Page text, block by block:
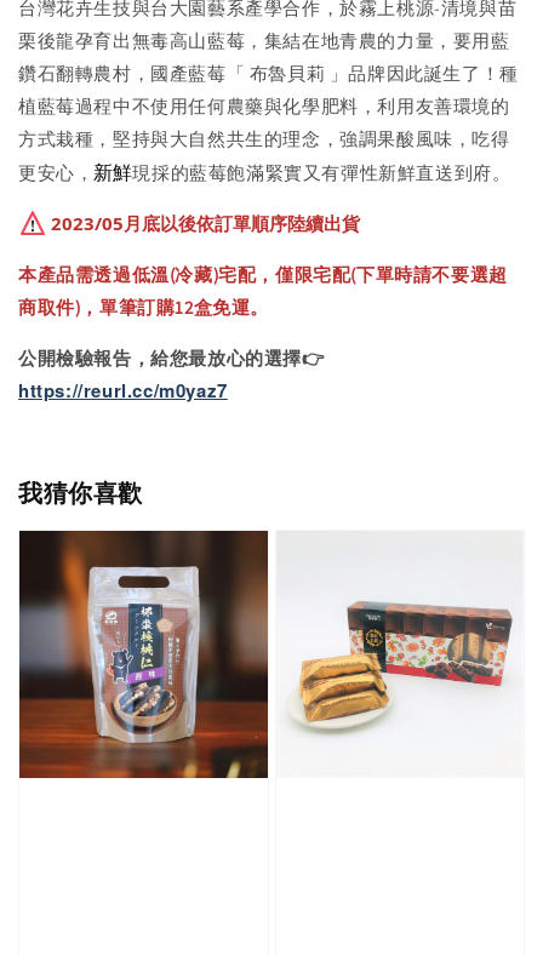
台灣花卉生技與台大園藝系產學合作，於霧上桃源-清境與苗
栗後龍孕育出無毒高山藍莓，集結在地青農的力量，要用藍
鑽石翻轉農村，國產藍莓「 布魯貝莉 」品牌因此誕生了！種
植藍莓過程中不使用任何農藥與化學肥料，利用友善環境的
方式栽種，堅持與大自然共生的理念，強調果酸風味，吃得
更安心， 新鮮現採的藍莓飽滿緊實又有彈性新鮮直送到府。
2023/05月底以後依訂單順序陸續出貨
本產品需透過低溫(冷藏)宅配，僅限宅配(下單時請不要選超
商取件)，單筆訂購12盒免運。
公開檢驗報告，給您最放心的選擇👉
https://reurl.cc/m0yaz7
我猜你喜歡